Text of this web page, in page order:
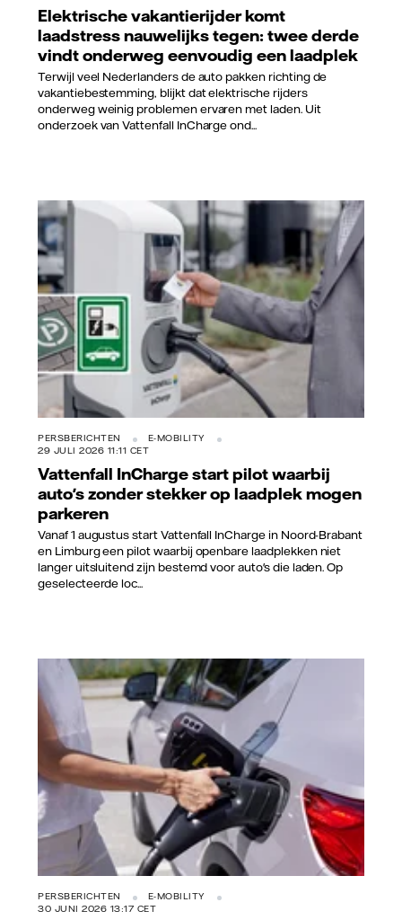
Elektrische vakantierijder komt
laadstress nauwelijks tegen: twee derde
vindt onderweg eenvoudig een laadplek
Terwijl veel Nederlanders de auto pakken richting de
vakantiebestemming, blijkt dat elektrische rijders
onderweg weinig problemen ervaren met laden. Uit
onderzoek van Vattenfall InCharge ond...
Vattenfall/Jorrit Lousberg
PERSBERICHTEN
E-MOBILITY
29 JULI 2026 11:11 CET
Vattenfall InCharge start pilot waarbij
auto's zonder stekker op laadplek mogen
parkeren
Vanaf 1 augustus start Vattenfall InCharge in Noord-Brabant
en Limburg een pilot waarbij openbare laadplekken niet
langer uitsluitend zijn bestemd voor auto's die laden. Op
geselecteerde loc...
Vattenfall
PERSBERICHTEN
E-MOBILITY
30 JUNI 2026 13:17 CET